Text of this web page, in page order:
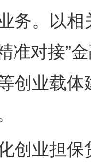
务。以
准对接”
创业载
业担保